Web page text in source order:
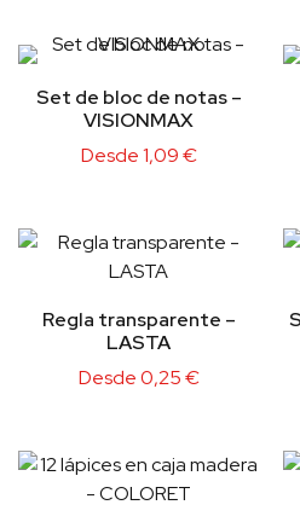
Set de bloc de notas –
VISIONMAX
Desde1,09€
Regla transparente –
LASTA
Desde0,25€